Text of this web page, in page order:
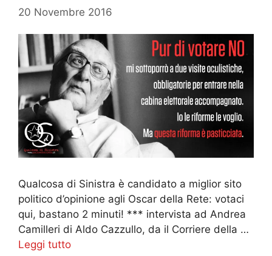
20 Novembre 2016
Qualcosa di Sinistra è candidato a miglior sito
politico d’opinione agli Oscar della Rete: votaci
qui, bastano 2 minuti! *** intervista ad Andrea
Camilleri di Aldo Cazzullo, da il Corriere della …
Leggi tutto